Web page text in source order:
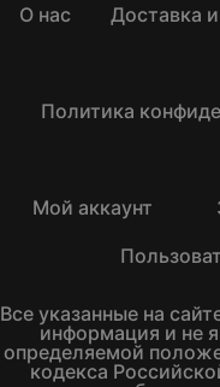
О нас Доставка
Политика
Мой аккаунт
Все указанные на
информация и не
определяемой
кодекса